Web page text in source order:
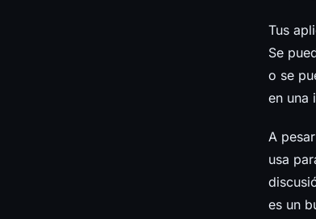
Tus
Se
o se
en una
A
usa
es un